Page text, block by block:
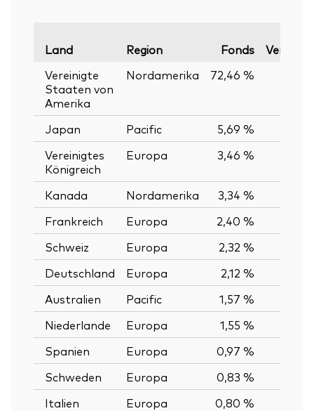
Land Region Fonds
Vereinigte
Staaten von
Amerika
Nordamerika 72,46 %
Japan Pacific 5,69 %
Vereinigtes
Königreich
Europa 3,46 %
Kanada Nordamerika 3,34 %
Frankreich
Europa 2,40 %
Schweiz
Europa 2,32 %
Deutschland
Europa
2,12 %
Australien
Pacific 1,57 %
Niederlande
Europa 1,55 %
Spanien
Europa 0,97 %
Schweden
Europa 0,83 %
Italien
Europa 0,80 %